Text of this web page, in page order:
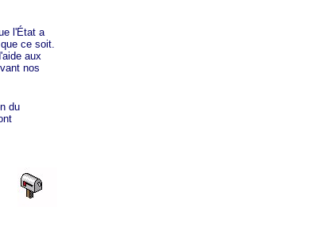
l'État a
ce soit.
aux
nos
du